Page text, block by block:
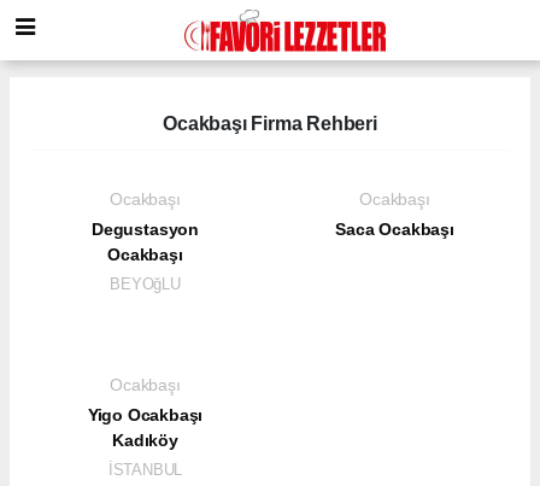
Ocakbaşı Firma Rehberi
Ocakbaşı
Degustasyon
Ocakbaşı
BEYOğLU
Ocakbaşı
Saca Ocakbaşı
Ocakbaşı
Yigo Ocakbaşı
Kadıköy
İSTANBUL